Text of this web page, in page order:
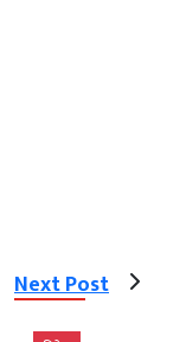
Next Post